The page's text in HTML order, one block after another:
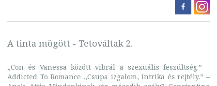
A tinta mögött - Tetováltak 2.
„Con és Vanessa között vibrál a szexuális feszültség.” –
Addicted To Romance „Csupa izgalom, intrika és rejtély.” –